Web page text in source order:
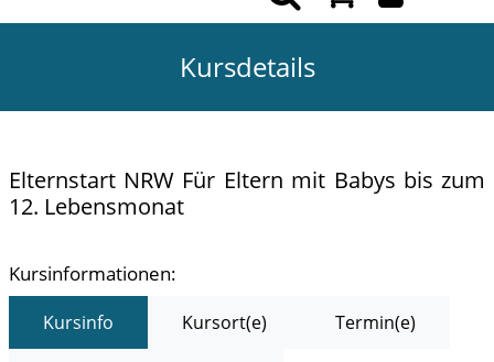
Kursdetails
Elternstart NRW Für Eltern mit Babys bis zum
12. Lebensmonat
Kursinformationen:
Kursinfo Kursort(e) Termin(e)